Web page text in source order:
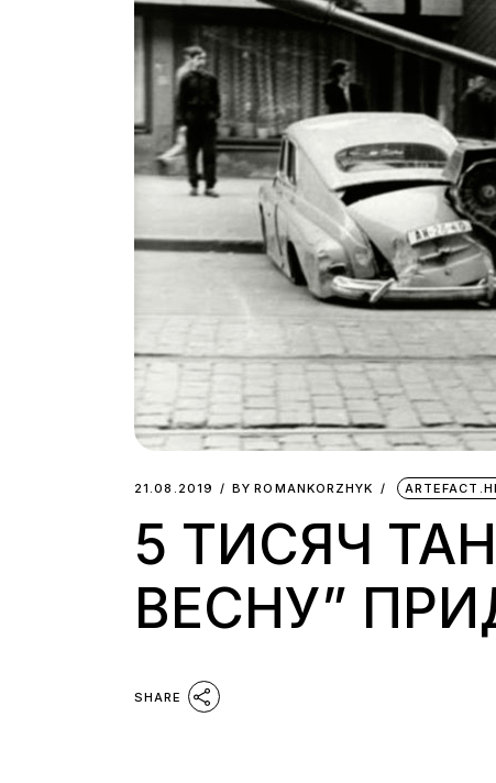
21.08.2019 BY ROMANKORZHYK
5 ТИСЯЧ
ВЕСНУ”
SHARE